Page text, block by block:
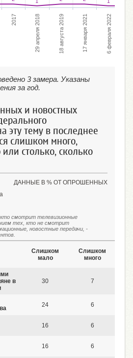
2017 29 апреля 2018 18 августа 2019 17 января 2021 6 февраля 2022
3 замера. Указаны
за год.
и новостных
эту тему в последнее
слишком много,
столько, сколько
ДАННЫЕ В % ОТ ОПРОШЕННЫХ
смотрит телевизионные
тех, кто не смотрит
новостные передачи, -
Слишком
мало
Слишком
много
в
30 7
24 6
16 6
16 6